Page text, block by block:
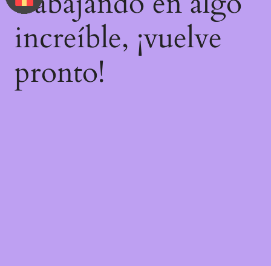
increíble, ¡vuelve
pronto!